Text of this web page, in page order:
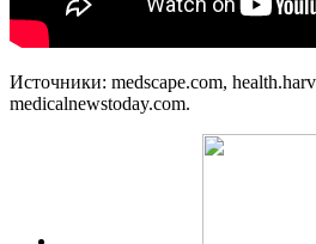
Источники: medscape.com,
medicalnewstoday.com.